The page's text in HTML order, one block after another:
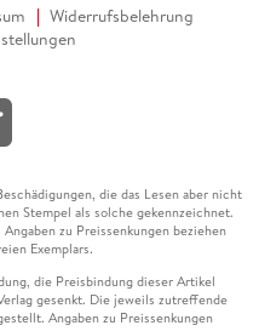
Widerrufsbelehrung
die das Lesen aber nicht
Stempel als solche gekennzeichnet.
zu Preissenkungen beziehen
Exemplars.
die Preisbindung dieser Artikel
gesenkt. Die jeweils zutreffende
Angaben zu Preissenkungen